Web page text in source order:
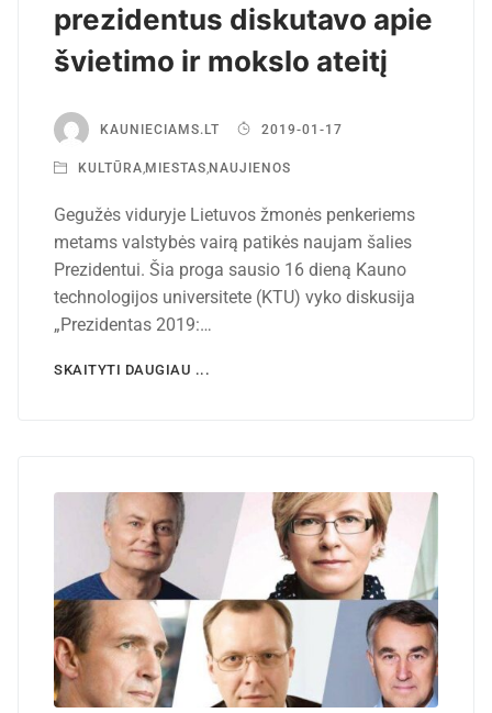
prezidentus diskutavo apie
švietimo ir mokslo ateitį
KAUNIECIAMS.LT 2019-01-17
KULTŪRA MIESTAS NAUJIENOS
Gegužės viduryje Lietuvos žmonės penkeriems
metams valstybės vairą patikės naujam šalies
Prezidentui. Šia proga sausio 16 dieną Kauno
technologijos universitete (KTU) vyko diskusija
„Prezidentas 2019:…
SKAITYTI DAUGIAU ...